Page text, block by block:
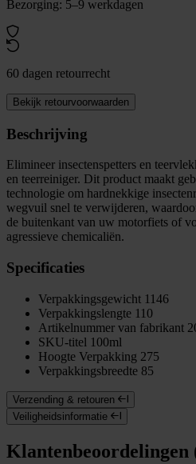
Bezorging: 5–9 werkdagen
60 dagen retourrecht
Bekijk retourvoorwaarden
Beschrijving
Elimineer insectenspetters en
en teerreiniger. Dit product maakt
technologie om hardnekkige
wegvuil snel te verwijderen,
de buitenkant van uw motorfiets of
agressieve chemicaliën.
Specificaties
Verpakkingsgewicht 1146
Verpakkingslengte 110
Artikelnummer van fabrikant
SKU-titel 100ml
Hoogte Verpakking 275
Verpakkingsbreedte 85
Verzending & retouren
Veiligheidsinformatie
Klantenbeoordelingen